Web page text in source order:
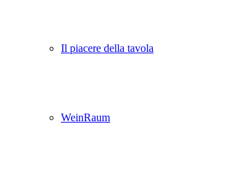
Il piacere della tavola
WeinRaum